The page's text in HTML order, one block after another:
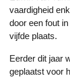
vaardigheid
door een fout
vijfde plaats.
Eerder dit jaar werden na selectiewedstrijden twee menners
geplaatst voor